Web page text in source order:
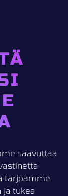
saavuttaa
tarjoamme
ja tukea